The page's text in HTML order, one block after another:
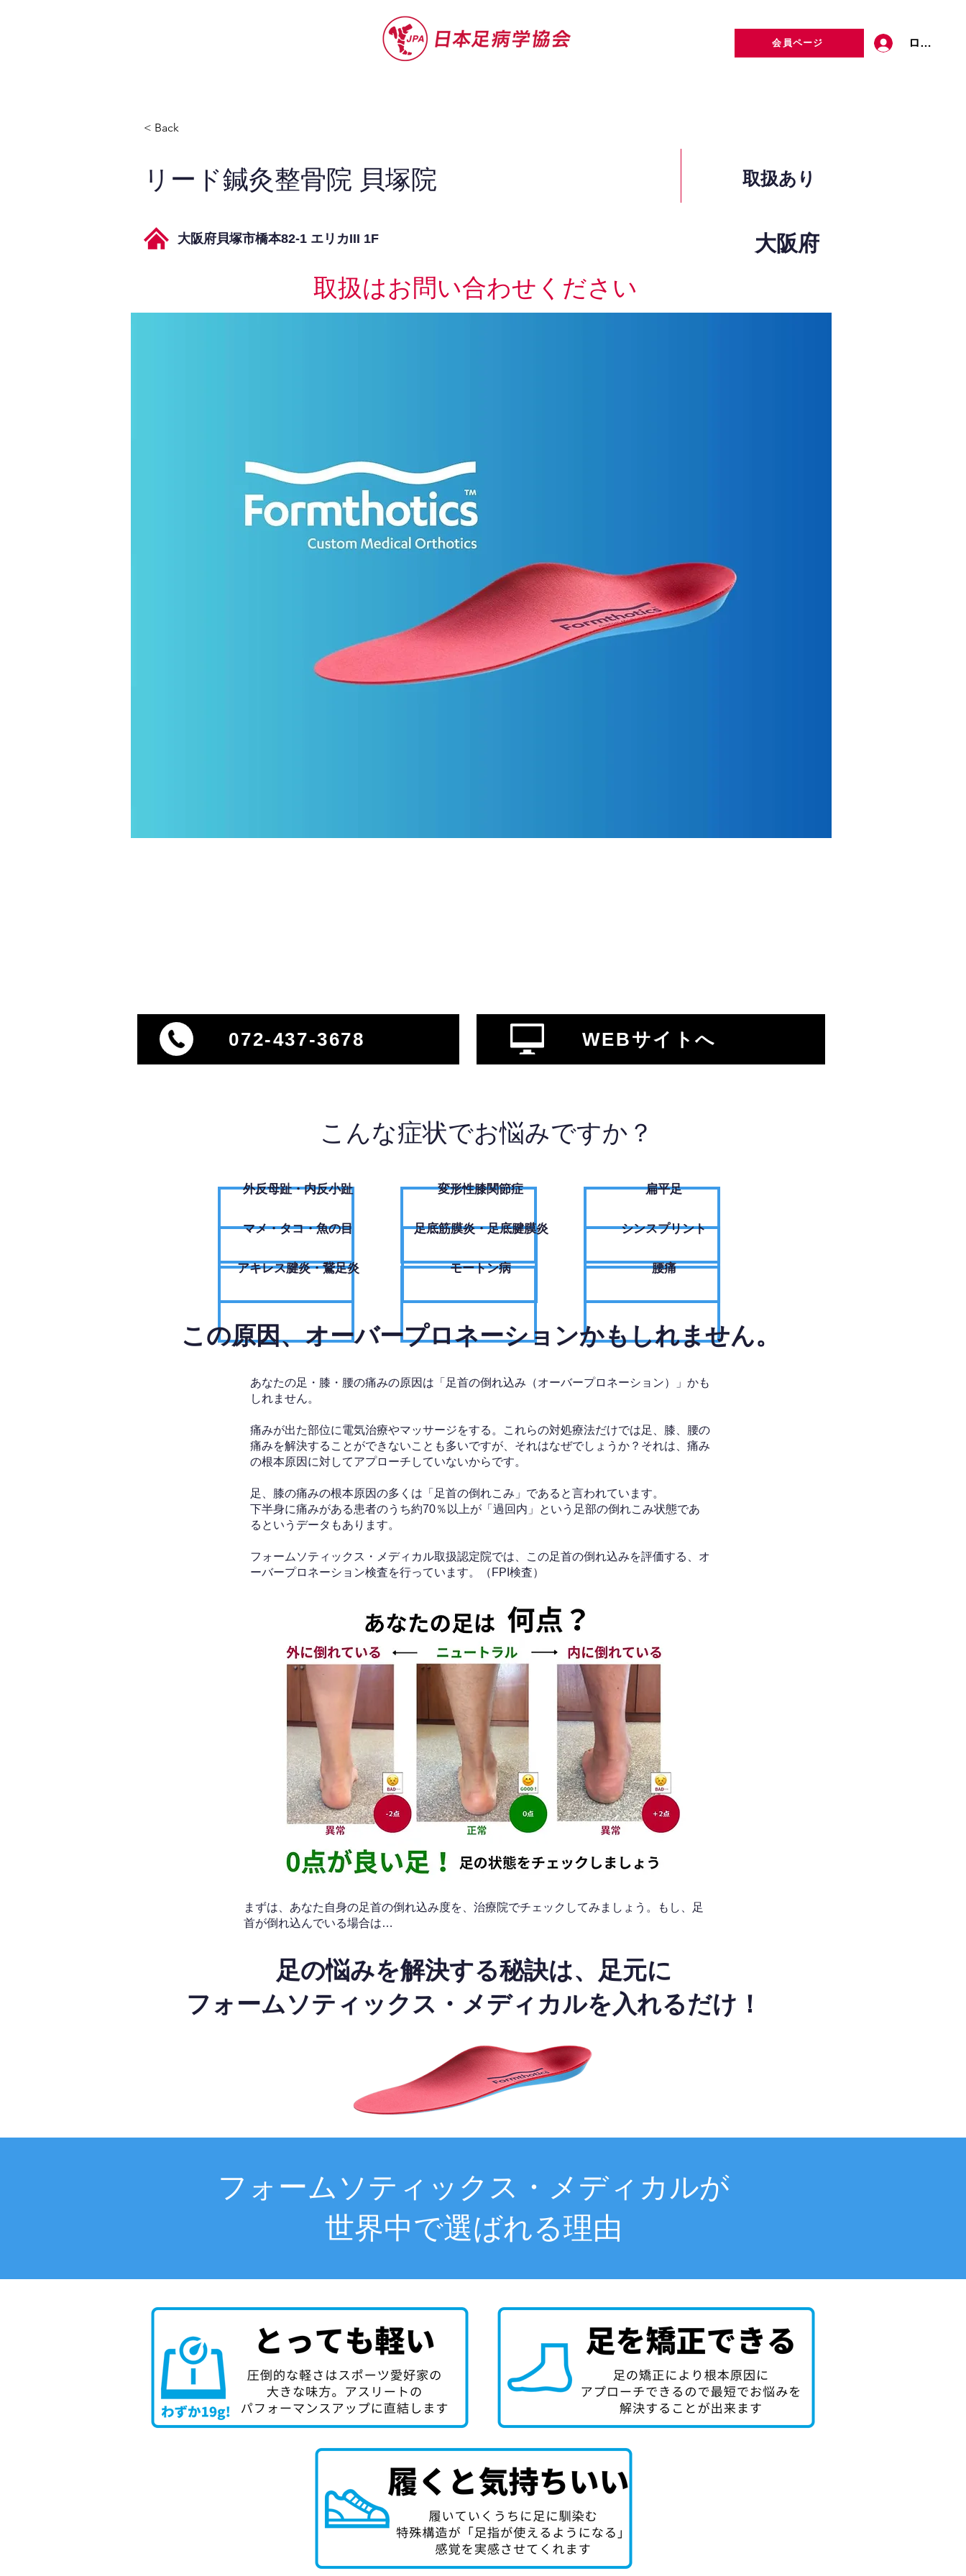
会員ページ ログイン
< Back
リード鍼灸整骨院 貝塚院 取扱あり
大阪府貝塚市橋本82-1 エリカIII 1F 大阪府
取扱はお問い合わせください
072-437-3678 WEBサイトへ
こんな症状でお悩みですか？
外反母趾・内反小趾
​マメ・タコ・魚の目
アキレス腱炎・鵞足炎
変形性膝関節症
足底筋膜炎・足底腱膜炎
モートン病
扁平足
シンスプリント
腰痛
​この原因、オーバープロネーションかもしれません。
あなたの足・膝・腰の痛みの原因は「足首の倒れ込み（オーバープロネーション）」かも
しれません。
痛みが出た部位に電気治療やマッサージをする。これらの対処療法だけでは足、膝、腰の
痛みを解決することができないことも多いですが、それはなぜでしょうか？それは、痛み
の根本原因に対してアプローチしていないからです。
足、膝の痛みの根本原因の多くは「足首の倒れこみ」であると言われています。
下半身に痛みがある患者のうち約70％以上が「過回内」という足部の倒れこみ状態であ
るというデータもあります。
フォームソティックス・メディカル取扱認定院では、この足首の倒れ込みを評価する、オ
ーバープロネーション検査を行っています。（FPI検査）​
​まずは、あなた自身の足首の倒れ込み度を、治療院でチェックしてみましょう。もし、足
首が倒れ込んでいる場合は…
足の悩みを解決する秘訣は、足元に
フォームソティックス・メディカルを入れるだけ！
フォームソティックス・メディカルが
世界中で選ばれる理由